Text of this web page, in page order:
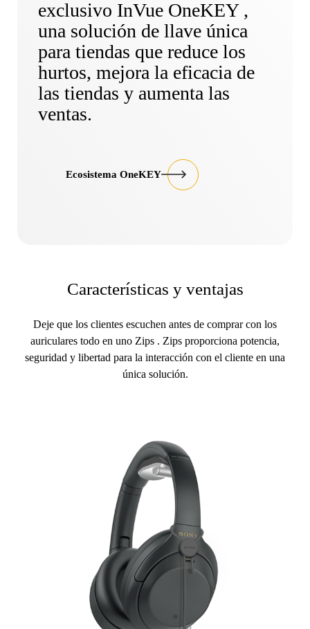
exclusivo InVue OneKEY ,
una solución de llave única
para tiendas que reduce los
hurtos, mejora la eficacia de
las tiendas y aumenta las
ventas.
Ecosistema OneKEY
Características y ventajas
Deje que los clientes escuchen antes de comprar con los
auriculares todo en uno Zips . Zips proporciona potencia,
seguridad y libertad para la interacción con el cliente en una
única solución.